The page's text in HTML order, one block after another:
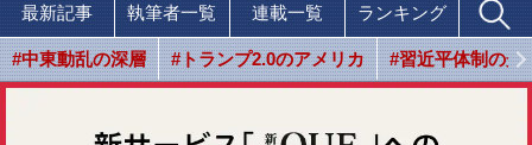
最新記事 執筆者一覧 連載一覧 ランキング
#中東動乱の深層 #トランプ2.0のアメリカ #習近平体制の光